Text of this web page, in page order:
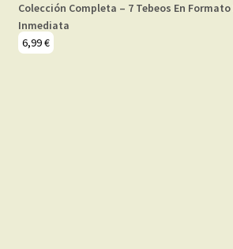
Colección Completa – 7 Tebeos En Formato
Inmediata
6,99€